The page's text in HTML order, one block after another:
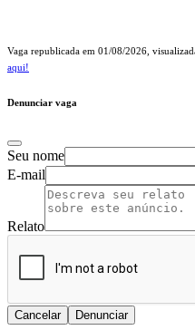
Vaga republicada em 01/08/2026 ,
aqui!
Denunciar vaga
Seu nome
E-mail
Relato
Cancelar Denunciar